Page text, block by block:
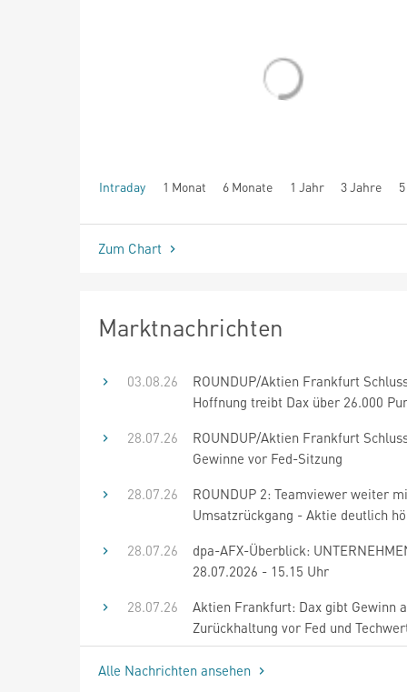
Intraday 1 Monat 6 Monate 1 Jahr 3 Jahre
seit Beginn
Zum Chart
Marktnachrichten
03.08.26
ROUNDUP/Aktien Frankfurt
Hoffnung treibt Dax über 26.000
28.07.26
ROUNDUP/Aktien Frankfurt
Gewinne vor Fed-Sitzung
28.07.26
ROUNDUP 2: Teamviewer weiter
Umsatzrückgang - Aktie deutlich
28.07.26
dpa-AFX-Überblick:
28.07.2026 - 15.15 Uhr
28.07.26
Aktien Frankfurt: Dax gibt Gewinn
Zurückhaltung vor Fed und
Alle Nachrichten ansehen